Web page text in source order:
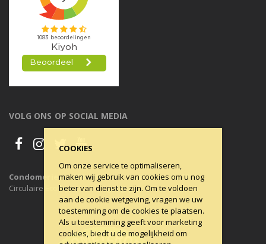
VOLG ONS OP SOCIAL MEDIA
Condomerie is 100% CO2-neutraal, al sinds 2011
Circulaire Economie ons uitgangspunt.
COOKIES
Om onze service te optimaliseren,
maken wij gebruik van cookies om u nog
beter van dienst te zijn. Om te voldoen
aan de cookie wetgeving, vragen we uw
toestemming om de cookies te plaatsen.
Als u toestemming geeft voor marketing
cookies, biedt u de mogelijkheid om